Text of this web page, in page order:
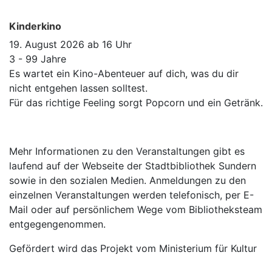
Kinderkino
19. August 2026 ab 16 Uhr
3 - 99 Jahre
Es wartet ein Kino-Abenteuer auf dich, was du dir
nicht entgehen lassen solltest.
Für das richtige Feeling sorgt Popcorn und ein Getränk.
Mehr Informationen zu den Veranstaltungen gibt es
laufend auf der Webseite der Stadtbibliothek Sundern
sowie in den sozialen Medien. Anmeldungen zu den
einzelnen Veranstaltungen werden telefonisch, per E-
Mail oder auf persönlichem Wege vom Bibliotheksteam
entgegengenommen.
Gefördert wird das Projekt vom Ministerium für Kultur